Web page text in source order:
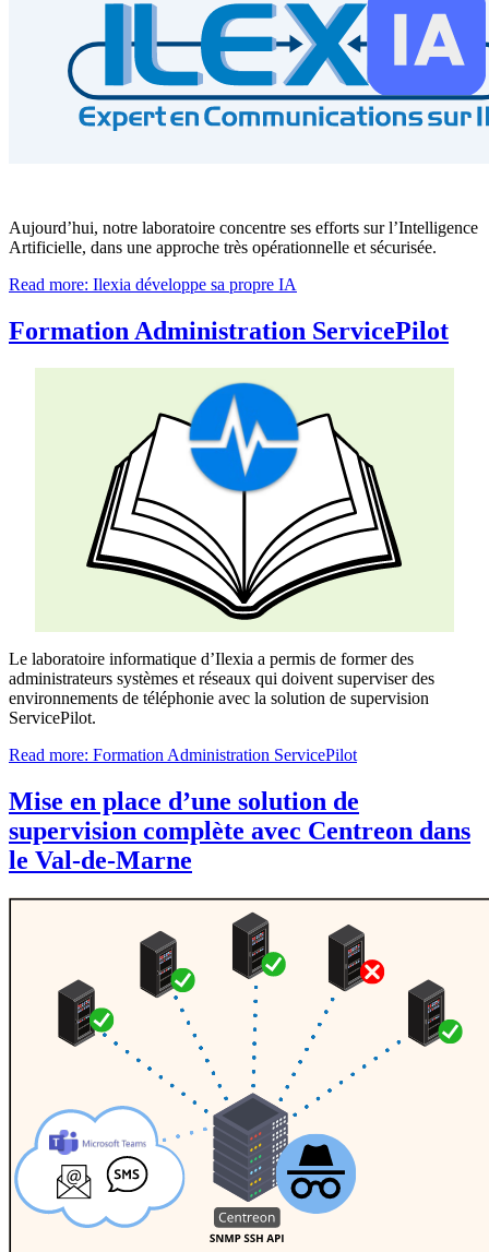
Aujourd’hui, notre laboratoire concentre ses efforts sur l’Intelligence
Artificielle, dans une approche très opérationnelle et sécurisée.
Read more: Ilexia développe sa propre IA
Formation Administration ServicePilot
Le laboratoire informatique d’Ilexia a permis de former des
administrateurs systèmes et réseaux qui doivent superviser des
environnements de téléphonie avec la solution de supervision
ServicePilot.
Read more: Formation Administration ServicePilot
Mise en place d’une solution de
supervision complète avec Centreon dans
le Val-de-Marne